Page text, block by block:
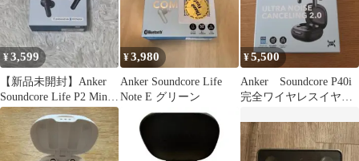
¥3,599
【新品未開封】Anker
Soundcore Life P2 Mini
黒
¥3,980
Anker Soundcore Life
Note E グリーン
¥5,500
Anker Soundcore P40i
完全ワイヤレスイヤホ